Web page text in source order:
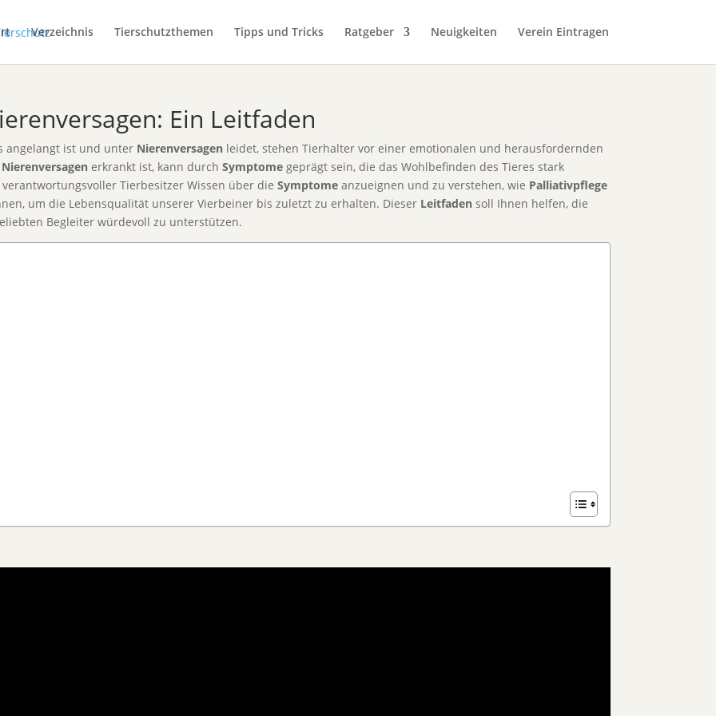
Verzeichnis Tierschutzthemen Tipps und Tricks Ratgeber Neuigkeiten Verein Eintragen
Ein Leitfaden
angelangt ist und unter Nierenversagen leidet, stehen Tierhalter vor einer emotionalen und herausfordernden
Nierenversagen erkrankt ist, kann durch Symptome geprägt sein, die das Wohlbefinden des Tieres stark
Tierbesitzer Wissen über die Symptome anzueignen und zu verstehen, wie Palliativpflege
um die Lebensqualität unserer Vierbeiner bis zuletzt zu erhalten. Dieser Leitfaden soll Ihnen helfen, die
Begleiter würdevoll zu unterstützen.